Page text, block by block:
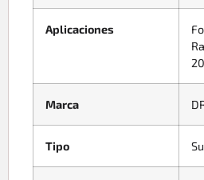
Aplicaciones
Marca
Tipo